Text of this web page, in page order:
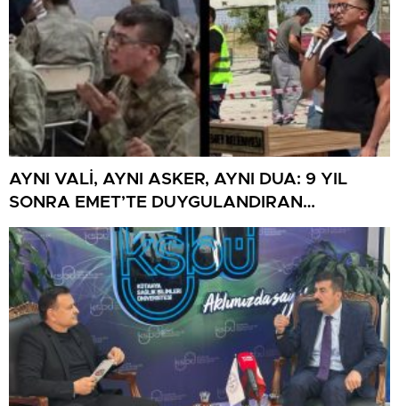
AYNI VALİ, AYNI ASKER, AYNI DUA: 9 YIL
SONRA EMET’TE DUYGULANDIRAN
BULUŞMA